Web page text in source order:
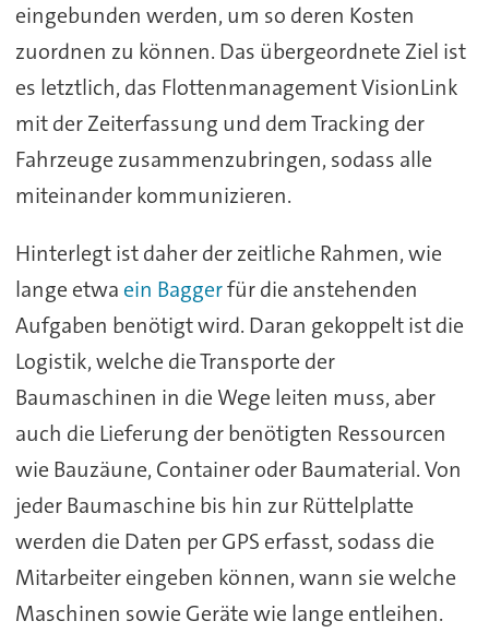
eingebunden werden, um so deren Kosten
zuordnen zu können. Das übergeordnete Ziel ist
es letztlich, das Flottenmanagement VisionLink
mit der Zeiterfassung und dem Tracking der
Fahrzeuge zusammenzubringen, sodass alle
miteinander kommunizieren.
Hinterlegt ist daher der zeitliche Rahmen, wie
lange etwa ein Baggerfür die anstehenden
Aufgaben benötigt wird. Daran gekoppelt ist die
Logistik, welche die Transporte der
Baumaschinen in die Wege leiten muss, aber
auch die Lieferung der benötigten Ressourcen
wie Bauzäune, Container oder Baumaterial. Von
jeder Baumaschine bis hin zur Rüttelplatte
werden die Daten per GPS erfasst, sodass die
Mitarbeiter eingeben können, wann sie welche
Maschinen sowie Geräte wie lange entleihen.